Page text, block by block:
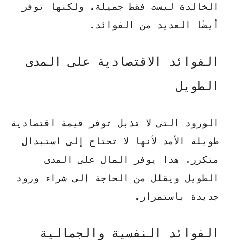
الخالدة ليست فقط جميلة، ولكنها توفر
أيضًا العديد من الفوائد.
الفوائد الاقتصادية على المدى
الطويل
الورود التي لا تذبل توفر قيمة اقتصادية
طويلة الأمد لأنها لا تحتاج إلى استبدال
متكرر. هذا يوفر المال على المدى
الطويل ويقلل من الحاجة إلى شراء ورود
جديدة باستمرار.
الفوائد النفسية والجمالية